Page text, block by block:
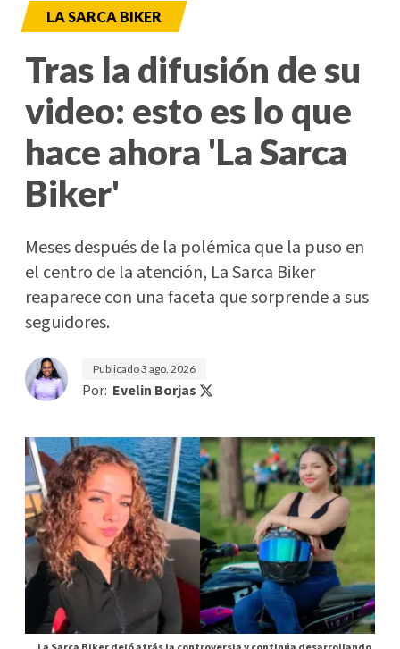
LA SARCA BIKER
Tras la difusión de su
video: esto es lo que
hace ahora 'La Sarca
Biker'
Meses después de la polémica que la puso en
el centro de la atención, La Sarca Biker
reaparece con una faceta que sorprende a sus
seguidores.
Publicado3 ago. 2026
Por: Evelin Borjas